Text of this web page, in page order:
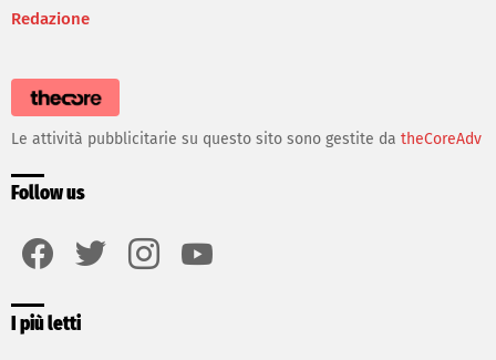
Redazione
Le attività pubblicitarie su questo sito sono gestite da theCoreAdv
Follow us
I più letti